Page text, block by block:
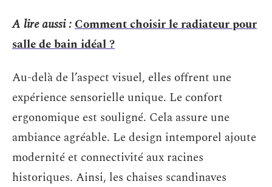
A lire aussi :Comment choisir le radiateur pour
salle de bain idéal ?
Au-delà de l’aspect visuel, elles offrent une
expérience sensorielle unique. Le confort
ergonomique est souligné. Cela assure une
ambiance agréable. Le design intemporel ajoute
modernité et connectivité aux racines
historiques. Ainsi, les chaises scandinaves